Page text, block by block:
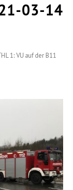
03-14
1: VU auf der B11